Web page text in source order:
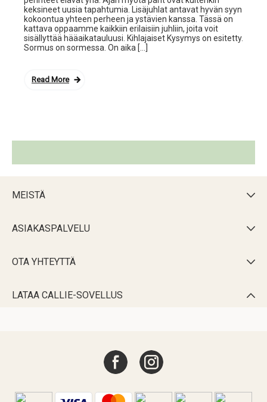
keksineet uusia tapahtumia. Lisäjuhlat antavat hyvän syyn
kokoontua yhteen perheen ja ystävien kanssa. Tässä on
kattava oppaamme kaikkiin erilaisiin juhliin, joita voit
sisällyttää hääaikatauluusi. Kihlajaiset Kysymys on esitetty.
Sormus on sormessa. On aika […]
Read More
MEISTÄ 
ASIAKASPALVELU 
OTA YHTEYTTÄ 
LATAA CALLIE-SOVELLUS 